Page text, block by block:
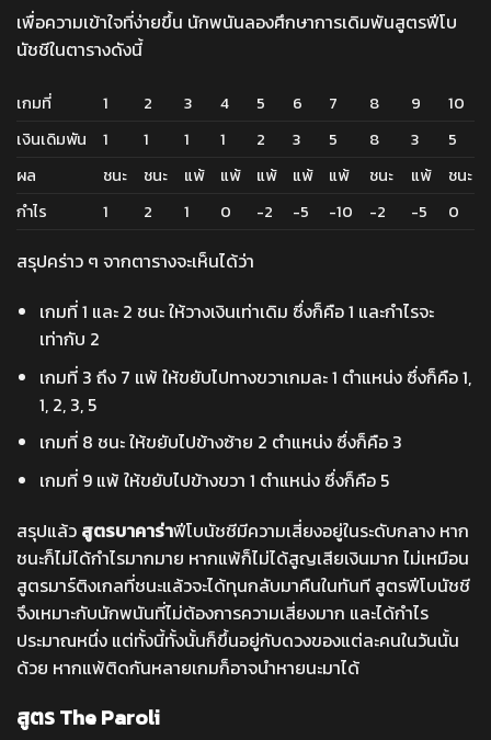
เพื่อความเข้าใจที่ง่ายขึ้น นักพนันลองศึกษาการเดิมพันสูตรฟีโบ
นัชชีในตารางดังนี้
เกมที่ 1 2 3 4 5 6 7 8 9
10
เงินเดิมพัน
1 1 1 1 2 3 5 8 3
5
ผล
ชนะ ชนะ แพ้ แพ้ แพ้ แพ้ แพ้ ชนะ แพ้
ชนะ
กำไร
1 2 1 0 -2 -5 -10 -2 -5 0
สรุปคร่าว ๆ จากตารางจะเห็นได้ว่า
เกมที่ 1 และ 2 ชนะ ให้วางเงินเท่าเดิม ซึ่งก็คือ 1 และกำไรจะ
เท่ากับ 2
เกมที่ 3 ถึง 7 แพ้ ให้ขยับไปทางขวาเกมละ 1 ตำแหน่ง ซึ่งก็คือ 1,
1, 2, 3, 5
เกมที่ 8 ชนะ ให้ขยับไปข้างซ้าย 2 ตำแหน่ง ซึ่งก็คือ 3
เกมที่ 9 แพ้ ให้ขยับไปข้างขวา 1 ตำแหน่ง ซึ่งก็คือ 5
สรุปแล้ว สูตรบาคาร่าฟีโบนัชชีมีความเสี่ยงอยู่ในระดับกลาง หาก
ชนะก็ไม่ได้กำไรมากมาย หากแพ้ก็ไม่ได้สูญเสียเงินมาก ไม่เหมือน
สูตรมาร์ติงเกลที่ชนะแล้วจะได้ทุนกลับมาคืนในทันที สูตรฟีโบนัชชี
จึงเหมาะกับนักพนันที่ไม่ต้องการความเสี่ยงมาก และได้กำไร
ประมาณหนึ่ง แต่ทั้งนี้ทั้งนั้นก็ขึ้นอยู่กับดวงของแต่ละคนในวันนั้น
ด้วย หากแพ้ติดกันหลายเกมก็อาจนำหายนะมาได้
สูตร The Paroli